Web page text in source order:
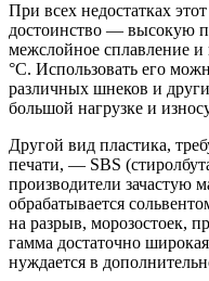
При всех недостатках
достоинство — высокую
межслойное сплавление
°С. Использовать его
различных шнеков и
большой нагрузке и
Другой вид пластика,
печати, — SBS
производители зачастую
обрабатывается
на разрыв, морозостоек,
гамма достаточно
нуждается в